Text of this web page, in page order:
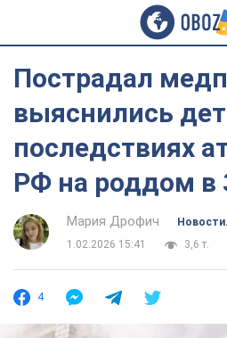
Пострадал
выяснились
последствиях
РФ на роддом в
Мария Дрофич
1.02.2026 15:41
3,6 т.
4